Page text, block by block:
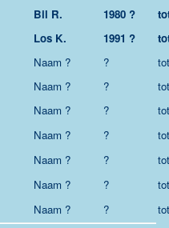
Bil R. 1980 ?
Los K. 1991 ?
Naam ? ?
tot
Naam ? ?
tot
Naam ? ?
tot
Naam ? ?
tot
Naam ? ?
tot
Naam ? ?
tot
Naam ? ? tot